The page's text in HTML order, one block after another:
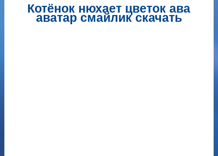
Котёнок нюхает цветок ава
аватар смайлик скачать